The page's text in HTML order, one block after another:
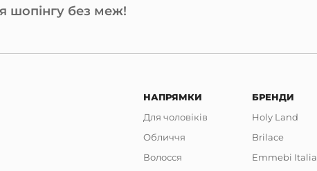
шопінгу без меж!
НАПРЯМКИ
Для чоловіків
Обличчя
Волосся
БРЕНДИ
Holy Land
Brilace
Emmebi Italia